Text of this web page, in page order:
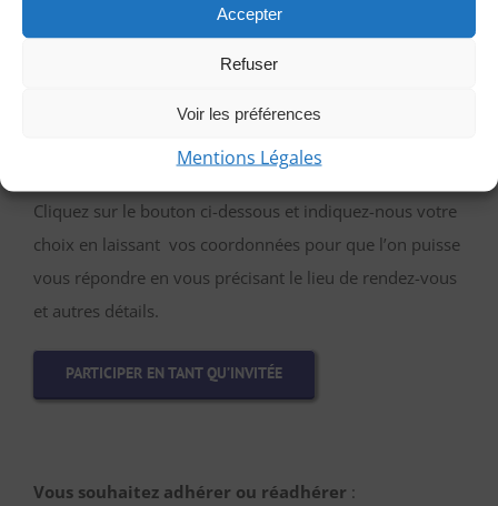
Accepter
Refuser
Voir les préférences
Mentions Légales
Vous pouvez participer gratuitement à deux
Cliquez sur le bouton ci-dessous et indiquez-nous votre
choix en laissant vos coordonnées pour que l’on puisse
vous répondre en vous précisant le lieu de rendez-vous
et autres détails.
PARTICIPER EN TANT QU’INVITÉE
Vous souhaitez adhérer ou réadhérer :